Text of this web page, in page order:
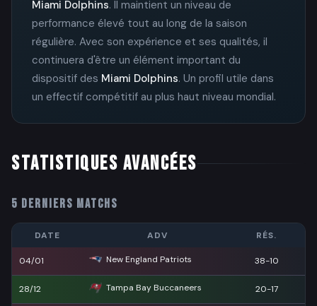
Miami Dolphins. Il maintient un niveau de
performance élevé tout au long de la saison
régulière. Avec son expérience et ses qualités, il
continuera d'être un élément important du
dispositif des Miami Dolphins. Un profil utile dans
un effectif compétitif au plus haut niveau mondial.
STATISTIQUES AVANCÉES
5 DERNIERS MATCHS
DATE ADV RÉS.
04/01 New England Patriots 38-10
28/12 Tampa Bay Buccaneers 20-17